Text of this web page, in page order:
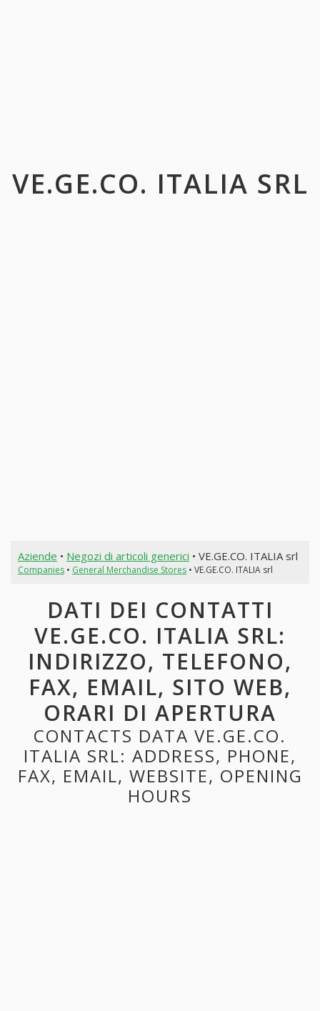
VE.GE.CO. ITALIA SRL
Aziende • Negozi di articoli generici • VE.GE.CO. ITALIA srl
Companies• General Merchandise Stores• VE.GE.CO. ITALIA srl
DATI DEI CONTATTI
VE.GE.CO. ITALIA SRL:
INDIRIZZO, TELEFONO,
FAX, EMAIL, SITO WEB,
ORARI DI APERTURA
CONTACTS DATA VE.GE.CO.
ITALIA SRL: ADDRESS, PHONE,
FAX, EMAIL, WEBSITE, OPENING
HOURS